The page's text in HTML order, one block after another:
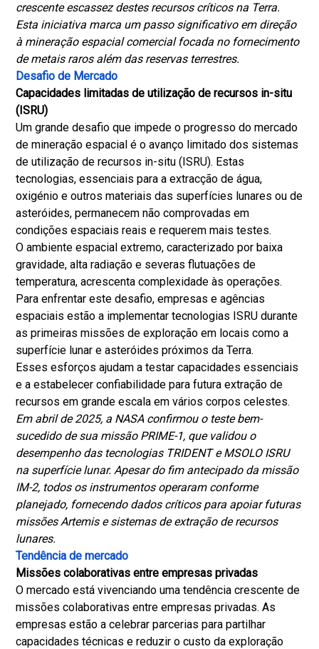
crescente escassez destes recursos críticos na Terra.
Esta iniciativa marca um passo significativo em direção
à mineração espacial comercial focada no fornecimento
de metais raros além das reservas terrestres.
Desafio de Mercado
Capacidades limitadas de utilização de recursos in-situ
(ISRU)
Um grande desafio que impede o progresso do mercado
de mineração espacial é o avanço limitado dos sistemas
de utilização de recursos in-situ (ISRU). Estas
tecnologias, essenciais para a extracção de água,
oxigénio e outros materiais das superfícies lunares ou de
asteróides, permanecem não comprovadas em
condições espaciais reais e requerem mais testes.
O ambiente espacial extremo, caracterizado por baixa
gravidade, alta radiação e severas flutuações de
temperatura, acrescenta complexidade às operações.
Para enfrentar este desafio, empresas e agências
espaciais estão a implementar tecnologias ISRU durante
as primeiras missões de exploração em locais como a
superfície lunar e asteróides próximos da Terra.
Esses esforços ajudam a testar capacidades essenciais
e a estabelecer confiabilidade para futura extração de
recursos em grande escala em vários corpos celestes.
Em abril de 2025, a NASA confirmou o teste bem-
sucedido de sua missão PRIME-1, que validou o
desempenho das tecnologias TRIDENT e MSOLO ISRU
na superfície lunar. Apesar do fim antecipado da missão
IM-2, todos os instrumentos operaram conforme
planejado, fornecendo dados críticos para apoiar futuras
missões Artemis e sistemas de extração de recursos
lunares.
Tendência de mercado
Missões colaborativas entre empresas privadas
O mercado está vivenciando uma tendência crescente de
missões colaborativas entre empresas privadas. As
empresas estão a celebrar parcerias para partilhar
capacidades técnicas e reduzir o custo da exploração